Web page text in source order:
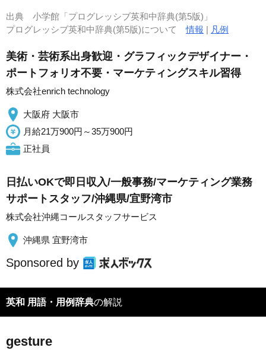
出典 小学館「プログレッシブ英和中辞典(第5版)」
プログレッシブ英和中辞典(第5版)について情報 | 凡例
美術・芸術系出身歓迎・グラフィックデザイナー・
ポートフォリオ不要・マーケティングスキル習得
株式会社enrich technology
大阪府 大阪市
月給21万900円～35万900円
正社員
日払いOKで即日収入/一般事務/マーケティング業務
サポートスタッフ/沖縄県/宜野湾市
株式会社沖縄コールスタッフサービス
沖縄県 宜野湾市
Sponsored by
英和 用語・用例辞典の解説
gesture